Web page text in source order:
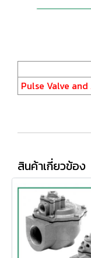
Pulse Valve
สินค้าเกี่ยวข้อง